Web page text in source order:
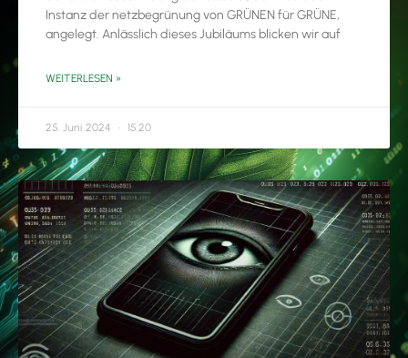
Instanz der netzbegrünung von GRÜNEN für GRÜNE,
angelegt. Anlässlich dieses Jubiläums blicken wir auf
WEITERLESEN »
25. Juni 2024 15:20